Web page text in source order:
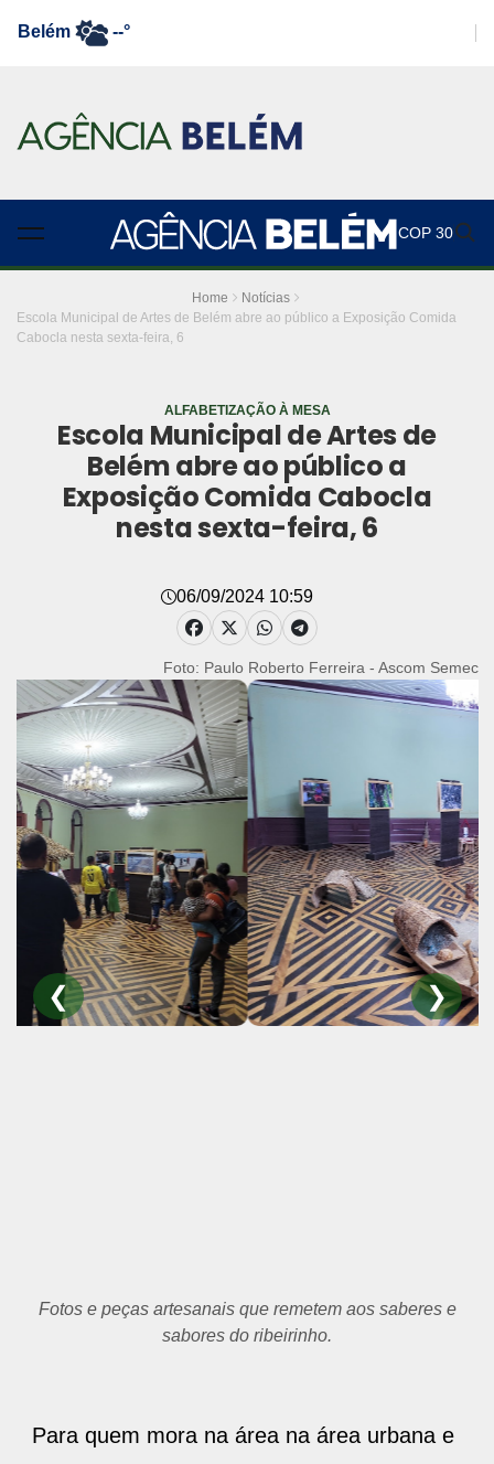
Belém --°
COP 30
Home
Notícias
Escola Municipal de Artes de Belém abre ao público a Exposição Comida
Cabocla nesta sexta-feira, 6
ALFABETIZAÇÃO À MESA
Escola Municipal de Artes de
Belém abre ao público a
Exposição Comida Cabocla
nesta sexta-feira, 6
06/09/2024 10:59
Foto: Paulo Roberto Ferreira - Ascom Semec
❮ ❯
Fotos e peças artesanais que remetem aos saberes e
sabores do ribeirinho.
Para quem mora na área na área urbana e